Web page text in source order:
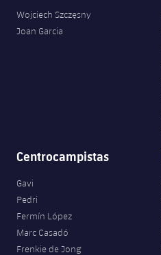
Wojciech Szczęsny
Joan Garcia
Centrocampistas
Gavi
Pedri
Fermín López
Marc Casadó
Frenkie de Jong